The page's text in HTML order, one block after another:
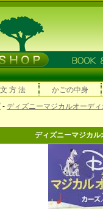
方 法 かごの中身
- ディズニーマジカルオーデ
ディズニーマジカ